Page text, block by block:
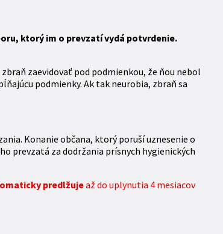
ktorý im o prevzatí vydá potvrdenie.
zaevidovať pod podmienkou, že ňou nebol
podmienky. Ak tak neurobia, zbraň sa
Konanie občana, ktorý poruší uznesenie o
prevzatá za dodržania prísnych hygienických
predlžujeaž do uplynutia 4 mesiacov